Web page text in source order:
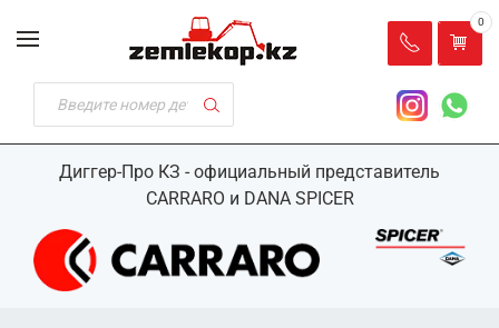
Диггер-Про КЗ - официальный представитель
CARRARO и DANA SPICER
0